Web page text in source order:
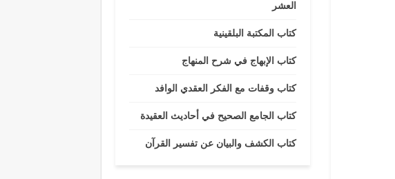
العشر
كتاب المكتبة البلقينية
كتاب الإبهاج في شرح المنهاج
كتاب وقفات مع الفكر العقدي الوافد
كتاب الجامع الصحيح في أحاديث العقيدة
كتاب الكشف والبيان عن تفسير القرآن